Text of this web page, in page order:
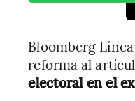
Bloomberg
reforma al
electoral en el